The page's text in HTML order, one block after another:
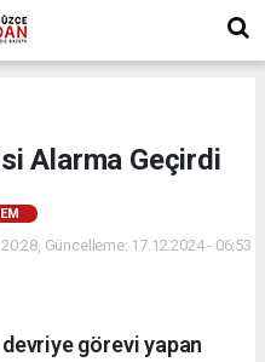
Alarma Geçirdi
Güncelleme: 17.12.2024 - 06:53
görevi yapan